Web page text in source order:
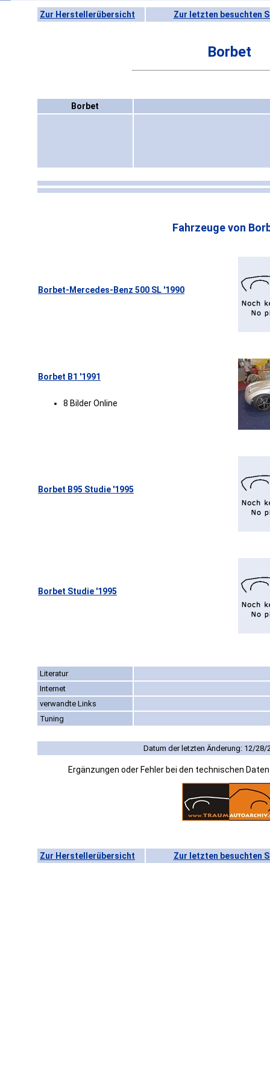
Zur Herstellerübersicht Zur letzten besuchten
Borbet
Borbet
Fahrzeuge von
Borbet-Mercedes-Benz 500 SL '1990
Borbet B1 '1991
8 Bilder Online
Borbet B95 Studie '1995
Borbet Studie '1995
Literatur
Internet
verwandte Links
Tuning
Datum der letzten Änderung: 12/28/
Ergänzungen oder Fehler bei den technischen
Zur Herstellerübersicht Zur letzten besuchten